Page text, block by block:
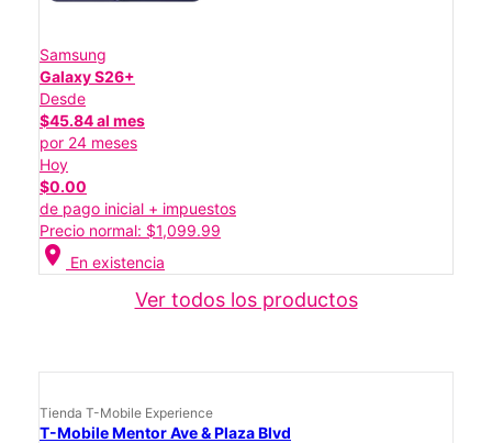
Samsung
Galaxy S26+
Desde
$45.84 al mes
por 24 meses
Hoy
$0.00
de pago inicial + impuestos
Precio normal: $1,099.99
location_on En existencia
Ver todos los productos
Tienda T-Mobile Experience
T-Mobile Mentor Ave & Plaza Blvd